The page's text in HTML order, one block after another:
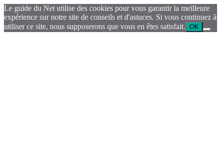
Le guide du Net utilise des cookies pour vous garantir la meilleure
expérience sur notre site de conseils et d'astuces. Si vous continuez à
utiliser ce site, nous supposerons que vous en êtes satisfait. OK